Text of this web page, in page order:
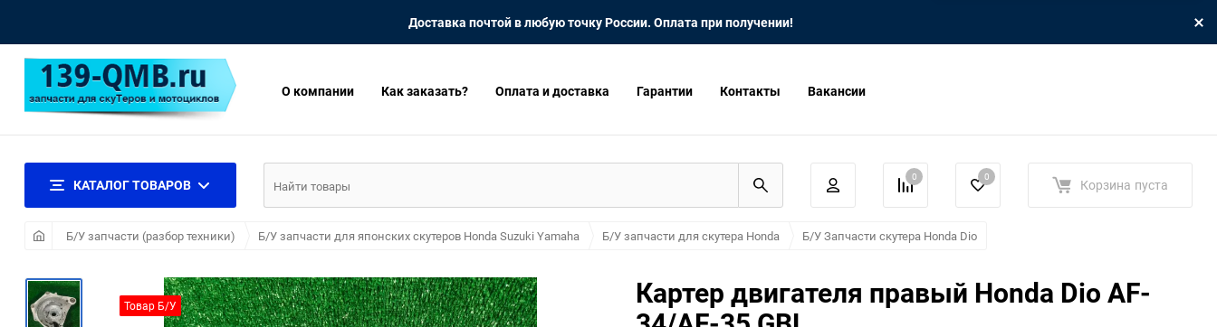
Доставка почтой в любую точку России. Оплата при получении!
О компании Как заказать? Оплата и доставка Гарантии Контакты Вакансии
КАТАЛОГ ТОВАРОВ 0 0 Корзина пуста
Б/У запчасти (разбор техники) Б/У запчасти для японских скутеров Honda Suzuki Yamaha Б/У запчасти для скутера Honda Б/У Запчасти скутера Honda Dio
Товар Б/У
Картер двигателя правый Honda Dio AF-